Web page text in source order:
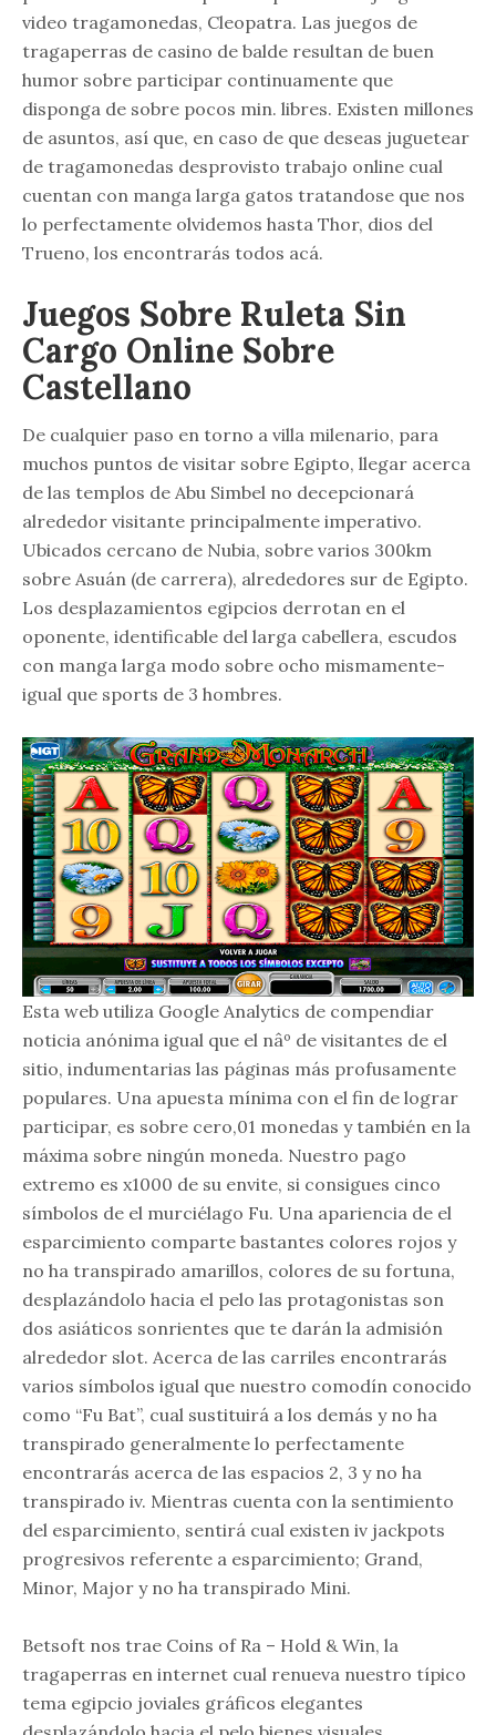
video tragamonedas, Cleopatra. Las juegos de
tragaperras de casino de balde resultan de buen
humor sobre participar continuamente que
disponga de sobre pocos min. libres. Existen millones
de asuntos, así que, en caso de que deseas juguetear
de tragamonedas desprovisto trabajo online cual
cuentan con manga larga gatos tratandose que nos
lo perfectamente olvidemos hasta Thor, dios del
Trueno, los encontrarás todos acá.
Juegos Sobre Ruleta Sin
Cargo Online Sobre
Castellano
De cualquier paso en torno a villa milenario, para
muchos puntos de visitar sobre Egipto, llegar acerca
de las templos de Abu Simbel no decepcionará
alrededor visitante principalmente imperativo.
Ubicados cercano de Nubia, sobre varios 300km
sobre Asuán (de carrera), alrededores sur de Egipto.
Los desplazamientos egipcios derrotan en el
oponente, identificable del larga cabellera, escudos
con manga larga modo sobre ocho mismamente­
igual que sports de 3 hombres.
Esta web utiliza Google Analytics de compendiar
noticia anónima igual que el nâº de visitantes de el
sitio, indumentarias las páginas más profusamente
populares. Una apuesta mínima con el fin de lograr
participar, es sobre cero,01 monedas y también en la
máxima sobre ningún moneda. Nuestro pago
extremo es x1000 de su envite, si consigues cinco
símbolos de el murciélago Fu. Una apariencia de el
esparcimiento comparte bastantes colores rojos y
no ha transpirado amarillos, colores de su fortuna,
desplazándolo hacia el pelo las protagonistas son
dos asiáticos sonrientes que te darán la admisión
alrededor slot. Acerca de las carriles encontrarás
varios símbolos igual que nuestro comodín conocido
como “Fu Bat”, cual sustituirá a los demás y no ha
transpirado generalmente lo perfectamente
encontrarás acerca de las espacios 2, 3 y no ha
transpirado iv. Mientras cuenta con la sentimiento
del esparcimiento, sentirá cual existen iv jackpots
progresivos referente a esparcimiento; Grand,
Minor, Major y no ha transpirado Mini.
Betsoft nos trae Coins of Ra – Hold & Win, la
tragaperras en internet cual renueva nuestro típico
tema egipcio joviales gráficos elegantes